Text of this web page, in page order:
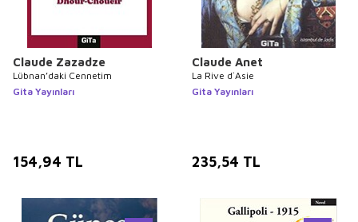
Claude Zazadze
Lübnan’daki Cennetim
Gita Yayınları
154,94 TL
Claude Anet
La Rive d`Asie
Gita Yayınları
235,54 TL